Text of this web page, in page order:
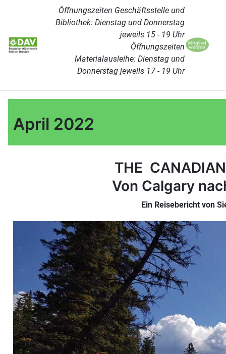
Öffnungszeiten Geschäftsstelle und
Bibliothek: Dienstag und Donnerstag
jeweils 15 - 19 Uhr
Öffnungszeiten
Materialausleihe: Dienstag und
Donnerstag jeweils 17 - 19 Uhr
April 2022
THE
Von Calgary
Ein Reisebericht von